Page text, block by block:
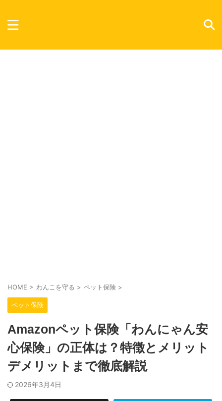
HOME > わんこを守る > ペット保険 >
ペット保険
Amazonペット保険「わんにゃん安
心保険」の正体は？特徴とメリット
デメリットまで徹底解説
2026年3月4日